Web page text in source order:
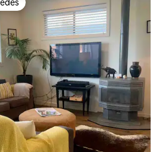
dos hóspedes